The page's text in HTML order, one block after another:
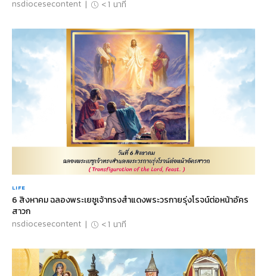
nsdiocesecontent | < 1 นาที
LIFE
6 สิงหาคม ฉลองพระเยซูเจ้าทรงสำแดงพระวรกายรุ่งโรจน์ต่อหน้าอัคร
สาวก
nsdiocesecontent | < 1 นาที